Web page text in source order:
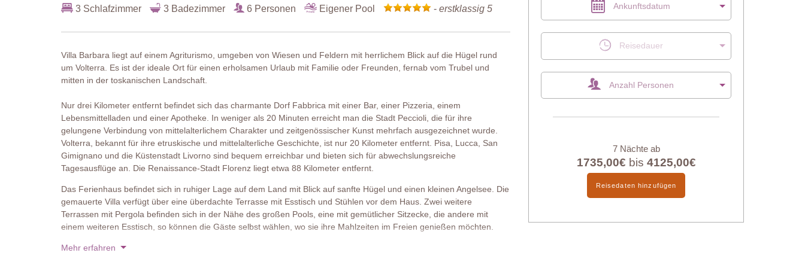
3 Schlafzimmer 3 Badezimmer 6 Personen Eigener Pool - erstklassig 5
Villa Barbara liegt auf einem Agriturismo, umgeben von Wiesen und Feldern mit herrlichem Blick auf die Hügel rund
um Volterra. Es ist der ideale Ort für einen erholsamen Urlaub mit Familie oder Freunden, fernab vom Trubel und
mitten in der toskanischen Landschaft.
Nur drei Kilometer entfernt befindet sich das charmante Dorf Fabbrica mit einer Bar, einer Pizzeria, einem
Lebensmittelladen und einer Apotheke. In weniger als 20 Minuten erreicht man die Stadt Peccioli, die für ihre
gelungene Verbindung von mittelalterlichem Charakter und zeitgenössischer Kunst mehrfach ausgezeichnet wurde.
Volterra, bekannt für ihre etruskische und mittelalterliche Geschichte, ist nur 20 Kilometer entfernt. Pisa, Lucca, San
Gimignano und die Küstenstadt Livorno sind bequem erreichbar und bieten sich für abwechslungsreiche
Tagesausflüge an. Die Renaissance-Stadt Florenz liegt etwa 88 Kilometer entfernt.
Das Ferienhaus befindet sich in ruhiger Lage auf dem Land mit Blick auf sanfte Hügel und einen kleinen Angelsee. Die
gemauerte Villa verfügt über eine überdachte Terrasse mit Esstisch und Stühlen vor dem Haus. Zwei weitere
Terrassen mit Pergola befinden sich in der Nähe des großen Pools, eine mit gemütlicher Sitzecke, die andere mit
einem weiteren Esstisch, so können die Gäste selbst wählen, wo sie ihre Mahlzeiten im Freien genießen möchten.
Im Inneren präsentiert sich das zweistöckige Ferienhaus elegant und zurückhaltend mit Terrakottaböden,
Mehr erfahren
Ankunftsdatum
Reisedauer
Anzahl Personen
7 Nächte ab
1735,00€ bis 4125,00€
Reisedaten hinzufügen